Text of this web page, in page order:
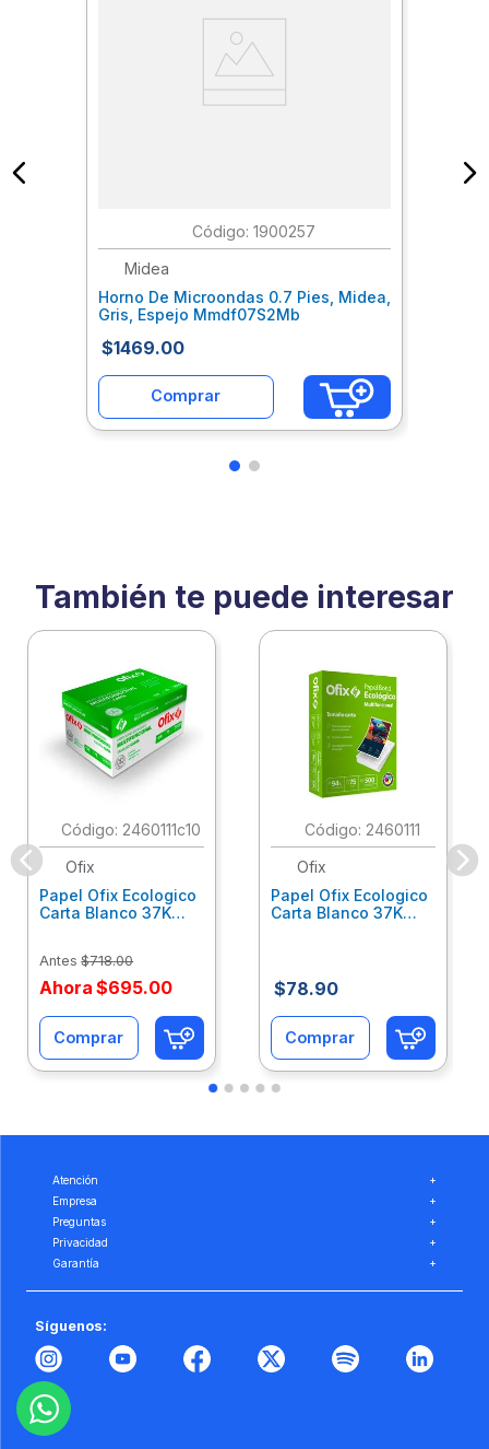
: 1900257
Midea
Horno De Microondas 0.7 Pies, Midea,
Gris, Espejo Mmdf07S2Mb
$1469.00
Comprar
También te puede interesar
: 2460111c10
Ofix
Papel Ofix Ecologico
Carta Blanco 37K
Antes $718.00
Ahora $695.00
Comprar
: 2460111
Ofix
Papel Ofix Ecologico
Carta Blanco 37K
$78.90
Comprar
Atención
+
Empresa
+
Preguntas
+
Privacidad
+
Garantía
+
Síguenos: